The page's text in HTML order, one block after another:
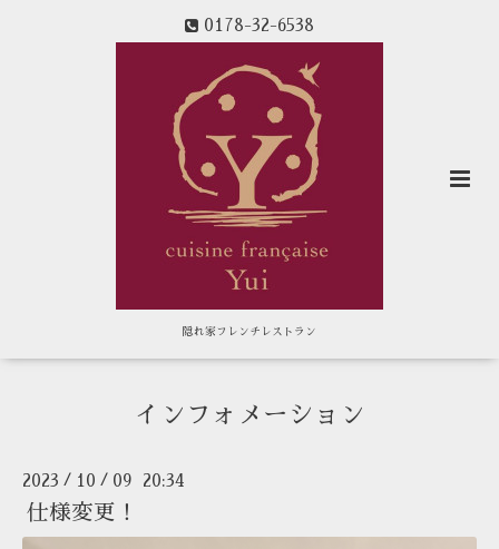
0178-32-6538
隠れ家フレンチレストラン
インフォメーション
2023 / 10 / 09 20:34
仕様変更！